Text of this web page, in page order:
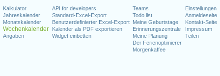
Kalkulator
Jahreskalender
Monatskalender
Wochenkalender
Angaben
API for developers
Standard-Excel-Export
Benutzerdefinierter Excel-Export
Kalender als PDF exportieren
Widget einbetten
Teams
Todo list
Meine Geburtstage
Erinnerungszentrale
Meine Planung
Der Ferienoptimierer
Morgenkaffee
Einstellungen
Anmeldeseite
Kontakt-Seite
Impressum
Teilen